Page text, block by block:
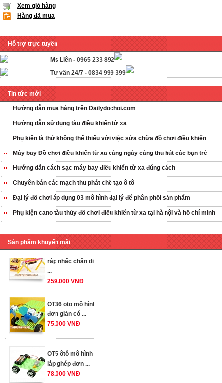
Xem giỏ hàng
Hàng đã mua
Hỗ trợ trực tuyến
Ms Liên - 0965 233 892
Tư vấn 24/7 - 0834 999 399
Tin tức mới
Hướng dẫn mua hàng trên Dailydochoi.com
Hướng dẫn sử dụng tàu điều khiển từ xa
Phụ kiên là thứ không thể thiếu với việc sửa chữa đồ chơi điều khiển
Máy bay Đồ chơi điều khiển từ xa càng ngày càng thu hút các bạn trẻ
Hướng dẫn cách sạc máy bay điều khiển từ xa đúng cách
Chuyên bán các mạch thu phát chế tạo ô tô
Đại lý đồ chơi áp dụng 03 mô hình đại lý để phân phối sản phẩm
Phụ kiện cano tàu thủy đồ chơi điều khiển từ xa tại hà nội và hồ chí minh
Sản phẩm khuyến mãi
OT35 robot lắp
ráp nhấc chân di
259.000 VNĐ
OT36 oto mô hình
đơn giản có ...
75.000 VNĐ
OT5 ôtô mô hình
lắp ghép đơn ...
78.000 VNĐ